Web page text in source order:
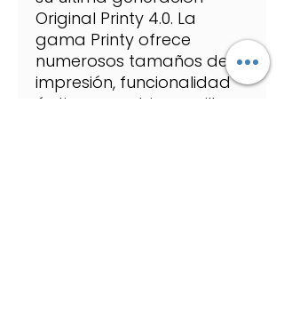
Original Printy 4.0. La
gama Printy ofrece
numerosos tamaños de
impresión, funcionalidad
óptima, cambio sencillo y